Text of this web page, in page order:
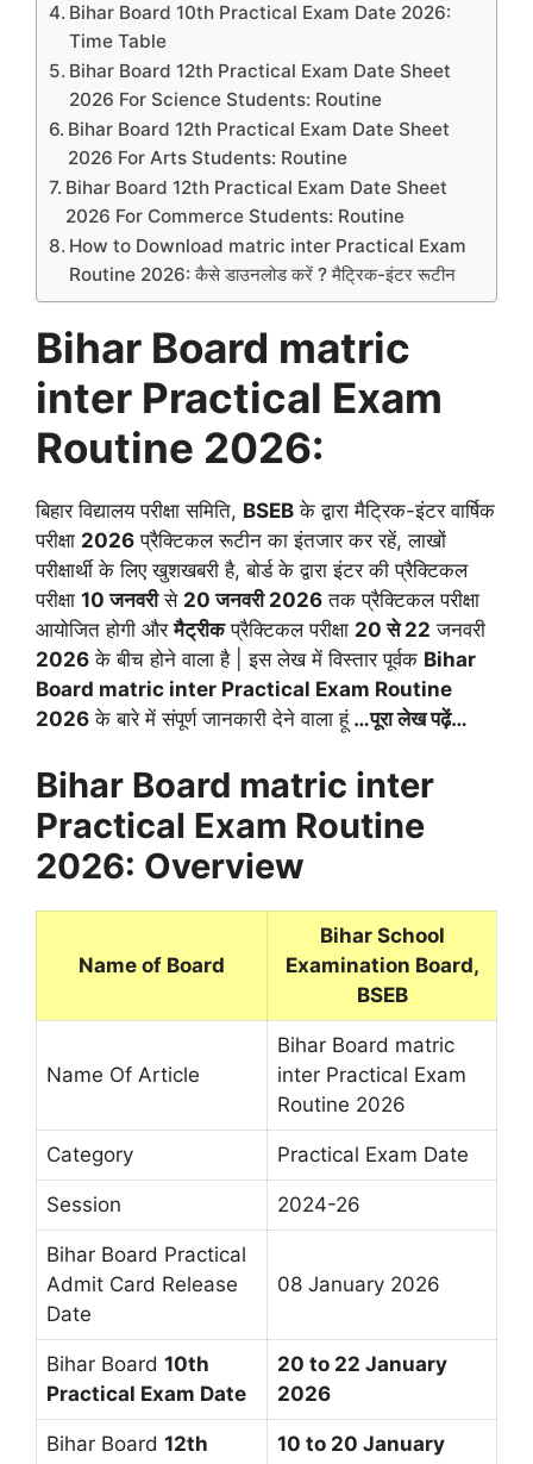
Bihar Board 10th Practical Exam Date 2026:
Time Table
Bihar Board 12th Practical Exam Date Sheet
2026 For Science Students: Routine
Bihar Board 12th Practical Exam Date Sheet
2026 For Arts Students: Routine
Bihar Board 12th Practical Exam Date Sheet
2026 For Commerce Students: Routine
How to Download matric inter Practical Exam
Routine 2026: कैसे डाउनलोड करें ? मैट्रिक-इंटर रूटीन
Bihar Board matric
inter Practical Exam
Routine 2026:
बिहार विद्यालय परीक्षा समिति, BSEB के द्वारा मैट्रिक-इंटर वार्षिक
परीक्षा 2026 प्रैक्टिकल रूटीन का इंतजार कर रहें, लाखों
परीक्षार्थी के लिए खुशखबरी है, बोर्ड के द्वारा इंटर की प्रैक्टिकल
परीक्षा 10 जनवरीसे 20 जनवरी 2026 तक प्रैक्टिकल परीक्षा
आयोजित होगी औरमैट्रीकप्रैक्टिकल परीक्षा 20 से 22 जनवरी
2026 के बीच होने वाला है | इस लेख में विस्तार पूर्वक Bihar
Board matric inter Practical Exam Routine
2026 के बारे में संपूर्ण जानकारी देने वाला हूं…पूरा लेख पढ़ें…
Bihar Board matric inter
Practical Exam Routine
2026: Overview
Name of Board
Bihar School
Examination Board,
BSEB
Name Of Article
Bihar Board matric
inter Practical Exam
Routine 2026
Category Practical Exam Date
Session 2024-26
Bihar Board Practical
Admit Card Release
Date
08 January 2026
Bihar Board 10th
Practical Exam Date
20 to 22 January
2026
Bihar Board 12th
10 to 20 January